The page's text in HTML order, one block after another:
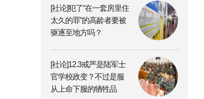
[社论]犯了“在一套房里住
太久的罪”的高龄者要被
驱逐至地方吗？
[社论]12.3戒严是陆军士
官学校政变？不过是服
从上命下服的牺牲品